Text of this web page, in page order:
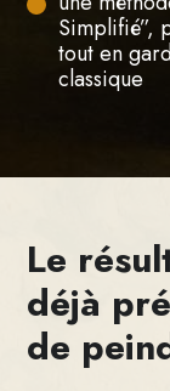
Simplifié”,
tout en
classique
Le
déjà
de